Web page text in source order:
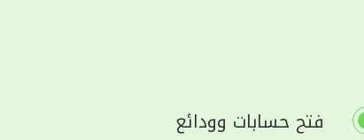
فتح حسابات وودائع